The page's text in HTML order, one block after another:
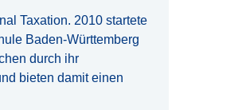
Taxation. 2010 startete
Baden-Württemberg
durch ihr
bieten damit einen